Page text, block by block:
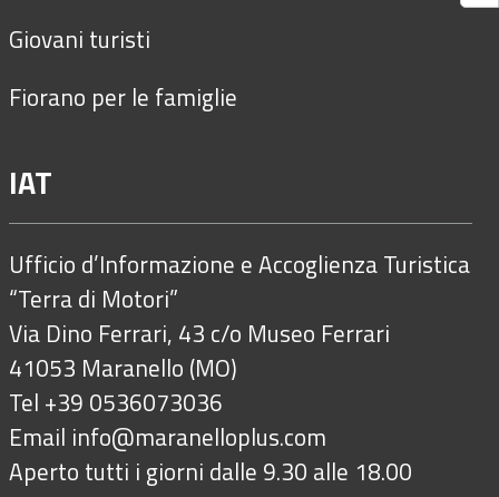
Giovani turisti
Fiorano per le famiglie
IAT
Ufficio d’Informazione e Accoglienza Turistica
“Terra di Motori”
Via Dino Ferrari, 43 c/o Museo Ferrari
41053 Maranello (MO)
Tel +39 0536073036
Email info@maranelloplus.com
Aperto tutti i giorni dalle 9.30 alle 18.00